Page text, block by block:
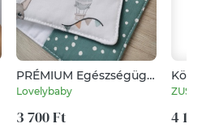
PRÉMIUM Egészségügyi
kiskönyv borító
"Bulldog"
Lovelybaby
3 700 Ft 4